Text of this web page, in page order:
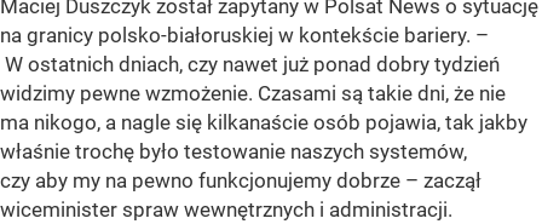
Maciej Duszczyk został zapytany w Polsat News o sytuację
na granicy polsko-białoruskiej w kontekście bariery. –
W ostatnich dniach, czy nawet już ponad dobry tydzień
widzimy pewne wzmożenie. Czasami są takie dni, że nie
ma nikogo, a nagle się kilkanaście osób pojawia, tak jakby
właśnie trochę było testowanie naszych systemów,
czy aby my na pewno funkcjonujemy dobrze – zaczął
wiceminister spraw wewnętrznych i administracji.